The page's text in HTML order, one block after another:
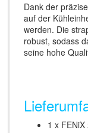
Dank der
auf der
werden. Die
robust, sodass
seine hohe
1 x